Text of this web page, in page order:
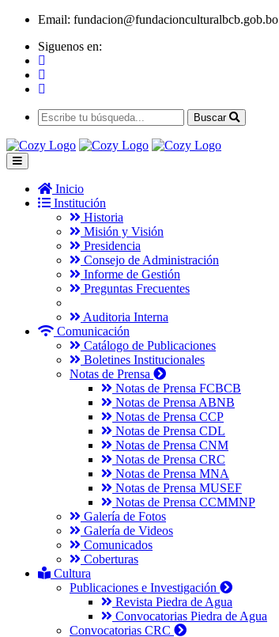
Email: fundacion@fundacionculturalbcb.gob.bo
Siguenos en:
Buscar
Inicio
Institución
Historia
Misión y Visión
Presidencia
Consejo de Administración
Informe de Gestión
Preguntas Frecuentes
Auditoria Interna
Comunicación
Catálogo de Publicaciones
Boletines Institucionales
Notas de Prensa
Notas de Prensa FCBCB
Notas de Prensa ABNB
Notas de Prensa CCP
Notas de Prensa CDL
Notas de Prensa CNM
Notas de Prensa CRC
Notas de Prensa MNA
Notas de Prensa MUSEF
Notas de Prensa CCMMNP
Galería de Fotos
Galería de Videos
Comunicados
Coberturas
Cultura
Publicaciones e Investigación
Revista Piedra de Agua
Convocatorias Piedra de Agua
Convocatorias CRC